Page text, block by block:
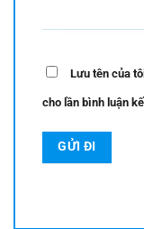
Lưu tên của
cho lần bình luận